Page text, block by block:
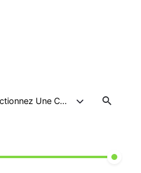
Sélectionnez Une Catégorie